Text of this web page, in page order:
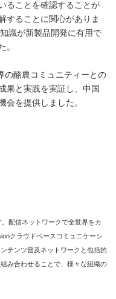
ることを確認することが
することに関心がありま
識が新製品開発に有用で
。
の酪農コミュニティーとの
果と実践を実証し、中国
会を提供しました。
配信ネットワークで全世界をカ
クラウドベースコミュニケーシ
テンツ普及ネットワークと包括的
み合わせることで、様々な組織の